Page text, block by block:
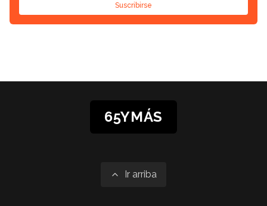
Suscribirse
65YMÁS
Ir arriba